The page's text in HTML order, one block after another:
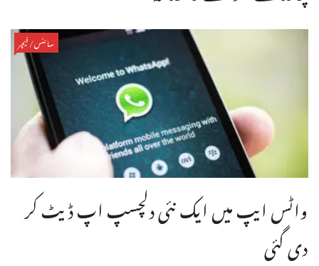
سائنس/فیچر
واٹس ایپ میں ایک نئی دلچسپ اپ ڈیٹ کر
دی گئی